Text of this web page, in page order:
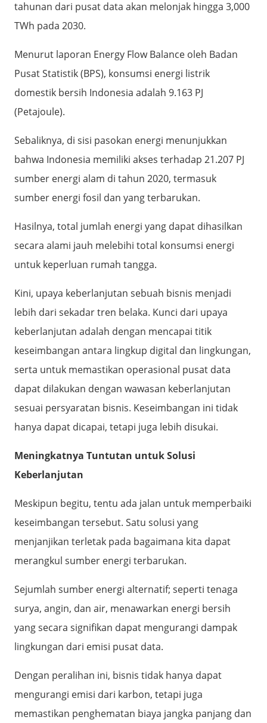
tahunan dari pusat data akan melonjak hingga 3,000
TWh pada 2030.
Menurut laporan Energy Flow Balance oleh Badan
Pusat Statistik (BPS), konsumsi energi listrik
domestik bersih Indonesia adalah 9.163 PJ
(Petajoule).
Sebaliknya, di sisi pasokan energi menunjukkan
bahwa Indonesia memiliki akses terhadap 21.207 PJ
sumber energi alam di tahun 2020, termasuk
sumber energi fosil dan yang terbarukan.
Hasilnya, total jumlah energi yang dapat dihasilkan
secara alami jauh melebihi total konsumsi energi
untuk keperluan rumah tangga.
Kini, upaya keberlanjutan sebuah bisnis menjadi
lebih dari sekadar tren belaka. Kunci dari upaya
keberlanjutan adalah dengan mencapai titik
keseimbangan antara lingkup digital dan lingkungan,
serta untuk memastikan operasional pusat data
dapat dilakukan dengan wawasan keberlanjutan
sesuai persyaratan bisnis. Keseimbangan ini tidak
hanya dapat dicapai, tetapi juga lebih disukai.
Meningkatnya Tuntutan untuk Solusi
Keberlanjutan
Meskipun begitu, tentu ada jalan untuk memperbaiki
keseimbangan tersebut. Satu solusi yang
menjanjikan terletak pada bagaimana kita dapat
merangkul sumber energi terbarukan.
Sejumlah sumber energi alternatif; seperti tenaga
surya, angin, dan air, menawarkan energi bersih
yang secara signifikan dapat mengurangi dampak
lingkungan dari emisi pusat data.
Dengan peralihan ini, bisnis tidak hanya dapat
mengurangi emisi dari karbon, tetapi juga
memastikan penghematan biaya jangka panjang dan